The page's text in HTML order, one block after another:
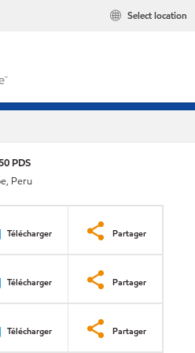
Select location
PDS
Peru
Télécharger Partager
Télécharger Partager
Télécharger Partager